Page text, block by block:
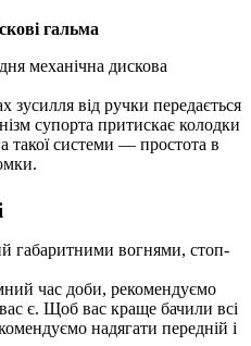
гальма
механічна дискова
зусилля від ручки передається
супорта притискає колодки
такої системи — простота в
габаритними вогнями, стоп-
час доби, рекомендуємо
є. Щоб вас краще бачили всі
надягати передній і